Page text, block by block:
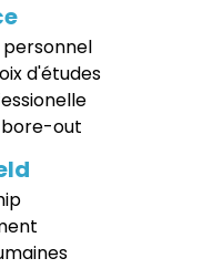
d'études
out